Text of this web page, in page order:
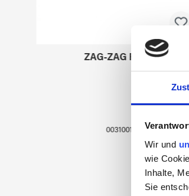
Wir und
wie
Inhalte,
Sie
ZAG-ZAG Feder
0031001